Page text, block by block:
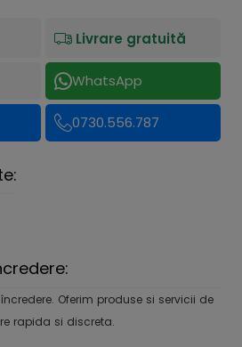
Livrare gratuită
WhatsApp
0730.556.787
Oferim produse si servicii de
rapida si discreta.